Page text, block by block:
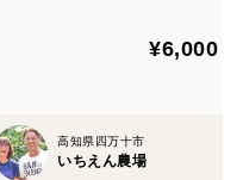
¥6,000
高知県四万十市
いちえん農場